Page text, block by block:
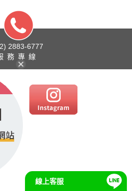
2883-6777
務專線
線上客服